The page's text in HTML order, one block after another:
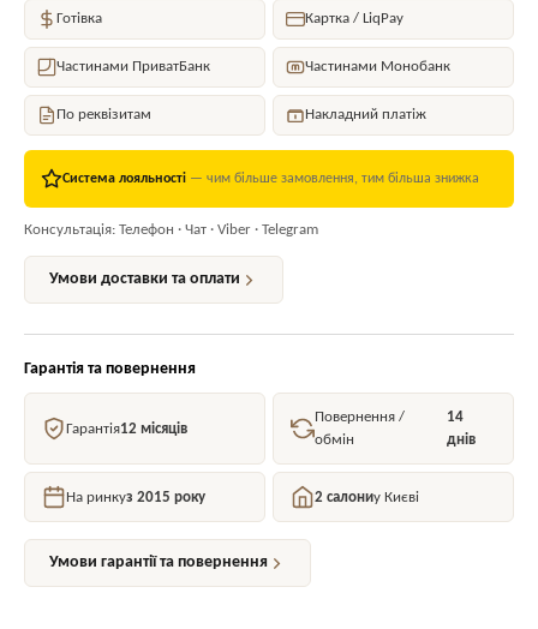
Готівка Картка / LiqPay
Частинами ПриватБанк Частинами Монобанк
По реквізитам Накладний платіж
Система лояльності — чим більше замовлення, тим більша знижка
Консультація: Телефон · Чат · Viber · Telegram
Умови доставки та оплати
Гарантія та повернення
Гарантія12 місяців
Повернення /
обмін
14
днів
На ринкуз 2015 року 2 салониу Києві
Умови гарантії та повернення